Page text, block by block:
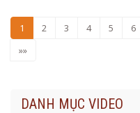
1 2 3 4 5 6
»»
DANH MỤC VIDEO